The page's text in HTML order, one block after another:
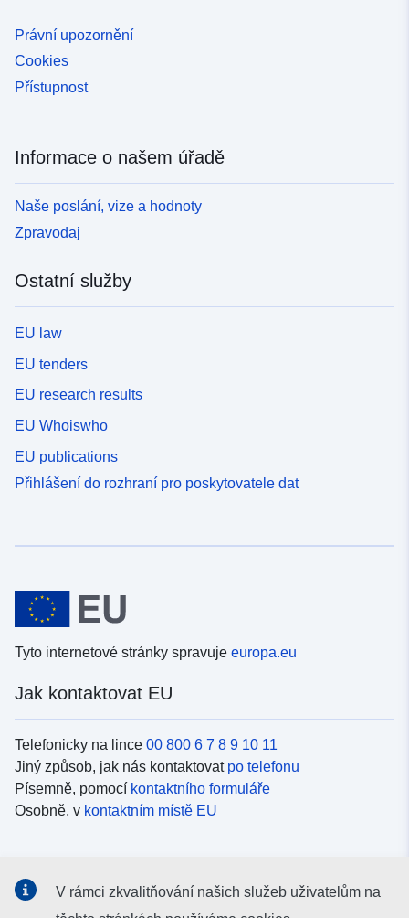
Právní upozornění
Cookies
Přístupnost
Informace o našem úřadě
Naše poslání, vize a hodnoty
Zpravodaj
Ostatní služby
EU law
EU tenders
EU research results
EU Whoiswho
EU publications
Přihlášení do rozhraní pro poskytovatele dat
Tyto internetové stránky spravuje europa.eu
Jak kontaktovat EU
Telefonicky na lince 00 800 6 7 8 9 10 11
Jiný způsob, jak nás kontaktovat po telefonu
Písemně, pomocí kontaktního formuláře
Osobně, v kontaktním místě EU
V rámci zkvalitňování našich služeb uživatelům na